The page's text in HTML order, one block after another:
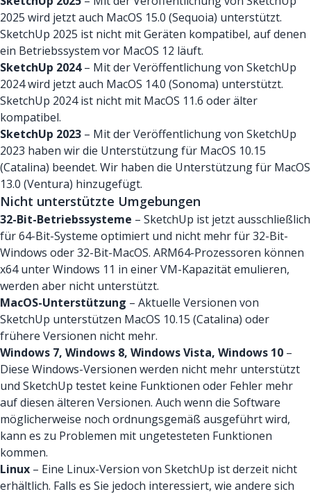
2025 wird jetzt auch MacOS 15.0 (Sequoia) unterstützt.
SketchUp 2025 ist nicht mit Geräten kompatibel, auf denen
ein Betriebssystem vor MacOS 12 läuft.
SketchUp 2024– Mit der Veröffentlichung von SketchUp
2024 wird jetzt auch MacOS 14.0 (Sonoma) unterstützt.
SketchUp 2024 ist nicht mit MacOS 11.6 oder älter
kompatibel.
SketchUp 2023 – Mit der Veröffentlichung von SketchUp
2023 haben wir die Unterstützung für MacOS 10.15
(Catalina) beendet. Wir haben die Unterstützung für MacOS
13.0 (Ventura) hinzugefügt.
Nicht unterstützte Umgebungen
32-Bit-Betriebssysteme – SketchUp ist jetzt ausschließlich
für 64-Bit-Systeme optimiert und nicht mehr für 32-Bit-
Windows oder 32-Bit-MacOS. ARM64-Prozessoren können
x64 unter Windows 11 in einer VM-Kapazität emulieren,
werden aber nicht unterstützt.
MacOS-Unterstützung – Aktuelle Versionen von
SketchUp unterstützen MacOS 10.15 (Catalina) oder
frühere Versionen nicht mehr.
Windows 7, Windows 8, Windows Vista, Windows 10 –
Diese Windows-Versionen werden nicht mehr unterstützt
und SketchUp testet keine Funktionen oder Fehler mehr
auf diesen älteren Versionen. Auch wenn die Software
möglicherweise noch ordnungsgemäß ausgeführt wird,
kann es zu Problemen mit ungetesteten Funktionen
kommen.
Linux – Eine Linux-Version von SketchUp ist derzeit nicht
erhältlich. Falls es Sie jedoch interessiert, wie andere sich